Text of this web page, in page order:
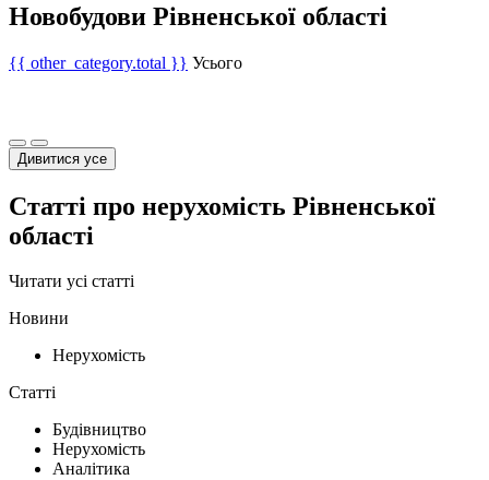
Новобудови Рівненської області
{{ other_category.total }} Усього
Дивитися усе
Статті про нерухомість Рівненської
області
Читати усі статті
Новини
Нерухомість
Статті
Будівництво
Нерухомість
Аналітика